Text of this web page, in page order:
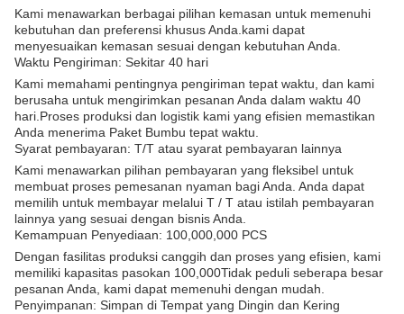
Kami menawarkan berbagai pilihan kemasan untuk memenuhi
kebutuhan dan preferensi khusus Anda.kami dapat
menyesuaikan kemasan sesuai dengan kebutuhan Anda.
Waktu Pengiriman: Sekitar 40 hari
Kami memahami pentingnya pengiriman tepat waktu, dan kami
berusaha untuk mengirimkan pesanan Anda dalam waktu 40
hari.Proses produksi dan logistik kami yang efisien memastikan
Anda menerima Paket Bumbu tepat waktu.
Syarat pembayaran: T/T atau syarat pembayaran lainnya
Kami menawarkan pilihan pembayaran yang fleksibel untuk
membuat proses pemesanan nyaman bagi Anda. Anda dapat
memilih untuk membayar melalui T / T atau istilah pembayaran
lainnya yang sesuai dengan bisnis Anda.
Kemampuan Penyediaan: 100,000,000 PCS
Dengan fasilitas produksi canggih dan proses yang efisien, kami
memiliki kapasitas pasokan 100,000Tidak peduli seberapa besar
pesanan Anda, kami dapat memenuhi dengan mudah.
Penyimpanan: Simpan di Tempat yang Dingin dan Kering